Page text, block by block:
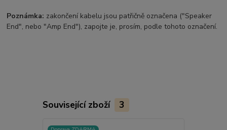
Poznámka: zakončení kabelu jsou patřičně označena ("Speaker
End", nebo "Amp End"), zapojte je, prosím, podle tohoto označení.
Související zboží 3